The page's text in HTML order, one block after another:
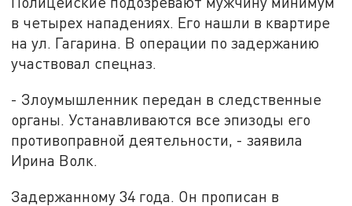
в четырех нападениях. Его нашли в квартире
на ул. Гагарина. В операции по задержанию
участвовал спецназ.
- Злоумышленник передан в следственные
органы. Устанавливаются все эпизоды его
противоправной деятельности, - заявила
Ирина Волк.
Задержанному 34 года. Он прописан в